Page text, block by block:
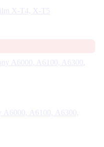
X-T4, X-T5
A6000, A6100, A6300,